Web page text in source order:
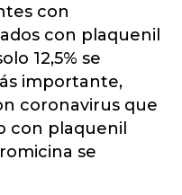
con
con plaquenil
12,5% se
importante,
coronavirus que
con plaquenil
se